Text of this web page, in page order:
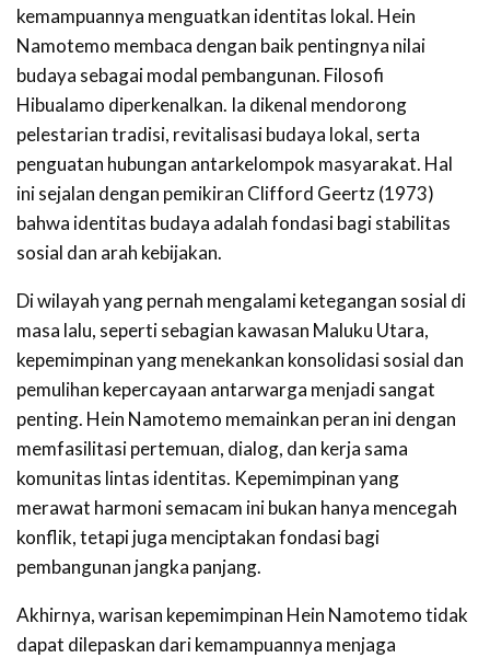
kemampuannya menguatkan identitas lokal. Hein
Namotemo membaca dengan baik pentingnya nilai
budaya sebagai modal pembangunan. Filosofi
Hibualamo diperkenalkan. Ia dikenal mendorong
pelestarian tradisi, revitalisasi budaya lokal, serta
penguatan hubungan antarkelompok masyarakat. Hal
ini sejalan dengan pemikiran Clifford Geertz (1973)
bahwa identitas budaya adalah fondasi bagi stabilitas
sosial dan arah kebijakan.
Di wilayah yang pernah mengalami ketegangan sosial di
masa lalu, seperti sebagian kawasan Maluku Utara,
kepemimpinan yang menekankan konsolidasi sosial dan
pemulihan kepercayaan antarwarga menjadi sangat
penting. Hein Namotemo memainkan peran ini dengan
memfasilitasi pertemuan, dialog, dan kerja sama
komunitas lintas identitas. Kepemimpinan yang
merawat harmoni semacam ini bukan hanya mencegah
konflik, tetapi juga menciptakan fondasi bagi
pembangunan jangka panjang.
Akhirnya, warisan kepemimpinan Hein Namotemo tidak
dapat dilepaskan dari kemampuannya menjaga